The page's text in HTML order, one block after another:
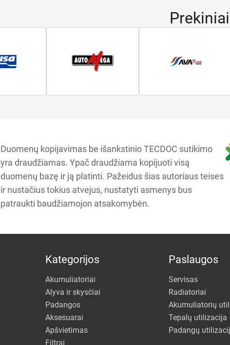
Duomenų kopijavimas be išankstinio TECDOC sutikimo
yra draudžiamas. Ypač draudžiama kopijuoti visą
duomenų bazę ir ją platinti. Pažeidus šias autoriaus teises
ir nustačius tokius atvejus, nustatyti asmenys bus
patraukti baudžiamojon atsakomybėn.
Kategorijos
Akumuliatoriai
Alyva ir skysčiai
Padangos
Aksesuarai
Apšvietimas
Filtrai
Paslaugos
Servisas
Radiatoriai
Akumuliatorių
Tepalų utilizacija
Padangų